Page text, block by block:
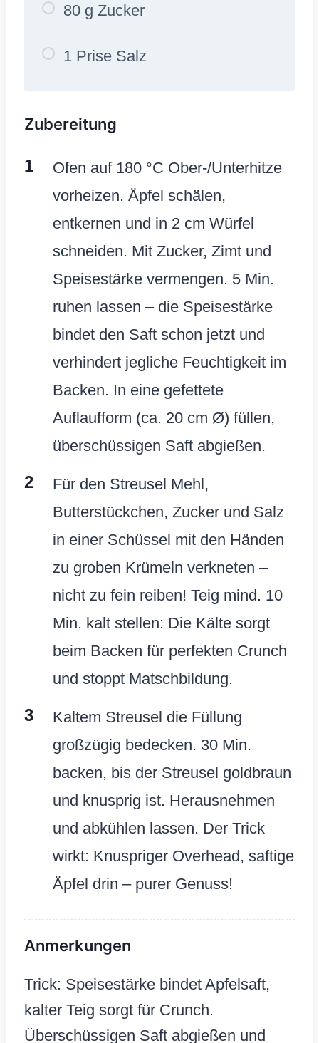
80 g Zucker
1 Prise Salz
Zubereitung
Ofen auf 180 °C Ober-/Unterhitze
vorheizen. Äpfel schälen,
entkernen und in 2 cm Würfel
schneiden. Mit Zucker, Zimt und
Speisestärke vermengen. 5 Min.
ruhen lassen – die Speisestärke
bindet den Saft schon jetzt und
verhindert jegliche Feuchtigkeit im
Backen. In eine gefettete
Auflaufform (ca. 20 cm Ø) füllen,
überschüssigen Saft abgießen.
Für den Streusel Mehl,
Butterstückchen, Zucker und Salz
in einer Schüssel mit den Händen
zu groben Krümeln verkneten –
nicht zu fein reiben! Teig mind. 10
Min. kalt stellen: Die Kälte sorgt
beim Backen für perfekten Crunch
und stoppt Matschbildung.
Kaltem Streusel die Füllung
großzügig bedecken. 30 Min.
backen, bis der Streusel goldbraun
und knusprig ist. Herausnehmen
und abkühlen lassen. Der Trick
wirkt: Knuspriger Overhead, saftige
Äpfel drin – purer Genuss!
Anmerkungen
Trick: Speisestärke bindet Apfelsaft,
kalter Teig sorgt für Crunch.
Überschüssigen Saft abgießen und